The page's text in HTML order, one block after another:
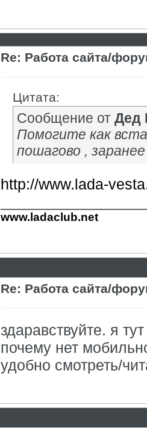
Re: Работа сайта/
Цитата:
Сообщение от Дед
Помогите как
пошагово ,
http://www.lada-
www.ladaclub.net
Re: Работа сайта/
здаравствуйте. я
почему нет
удобно смотреть/